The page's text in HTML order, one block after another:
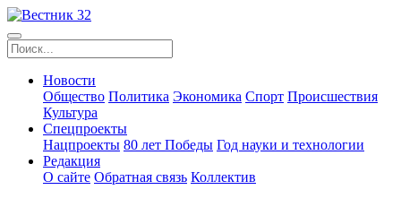
Новости
Общество Политика Экономика Спорт Происшествия
Культура
Спецпроекты
Нацпроекты 80 лет Победы Год науки и технологии
Редакция
О сайте Обратная связь Коллектив